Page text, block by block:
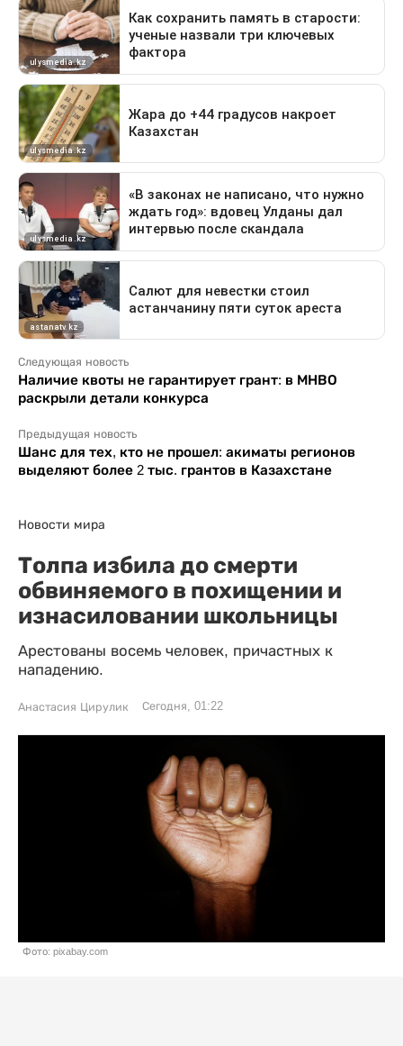
Следующая новость
Наличие квоты не гарантирует грант: в МНВО
раскрыли детали конкурса
Предыдущая новость
Шанс для тех, кто не прошел: акиматы регионов
выделяют более 2 тыс. грантов в Казахстане
Новости мира
Толпа избила до смерти
обвиняемого в похищении и
изнасиловании школьницы
Арестованы восемь человек, причастных к
нападению.
Анастасия Цирулик Сегодня, 01:22
Фото: pixabay.com